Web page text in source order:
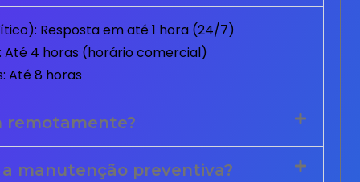
Resposta em até 1 hora (24/7)
Até 4 horas (horário comercial)
Até 8 horas
remotamente?
manutenção preventiva?